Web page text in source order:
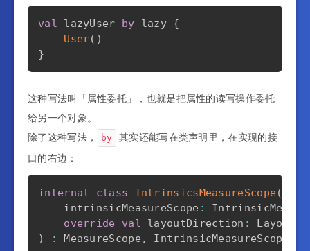
val lazyUser by lazy {
User( )
}
这种写法叫「属性委托」，也就是把属性的读写操作委托
给另一个对象。
除了这种写法，
by
其实还能写在类声明里，在实现的接
口的右边：
internal class IntrinsicsMeasureScope(
    intrinsicMeasureScope
:
override
val layoutDirection :
)
: MeasureScope , IntrinsicMeasureScope